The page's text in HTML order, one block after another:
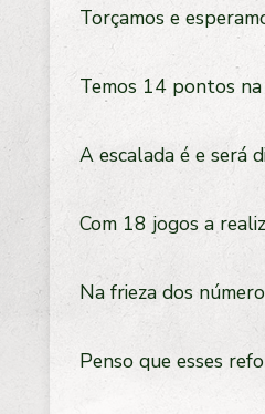
Torçamos e
Temos 14 pontos
A escalada é e será
Com 18 jogos a
Na frieza dos
Penso que esses